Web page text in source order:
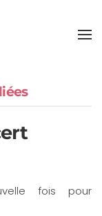
fois pour